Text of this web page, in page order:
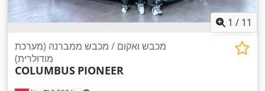
1 / 11
מכבש ואקום / מכבש ממברנה (מערכת
מודולרית)
COLUMBUS PIONEER